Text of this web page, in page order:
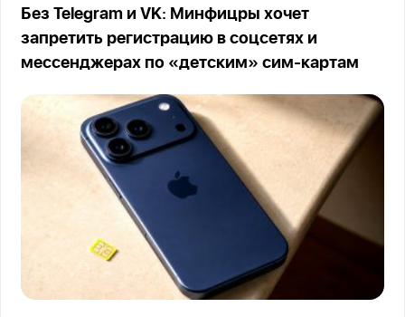
Без Telegram и VK: Минфицры хочет
запретить регистрацию в соцсетях и
мессенджерах по «детским» сим-картам